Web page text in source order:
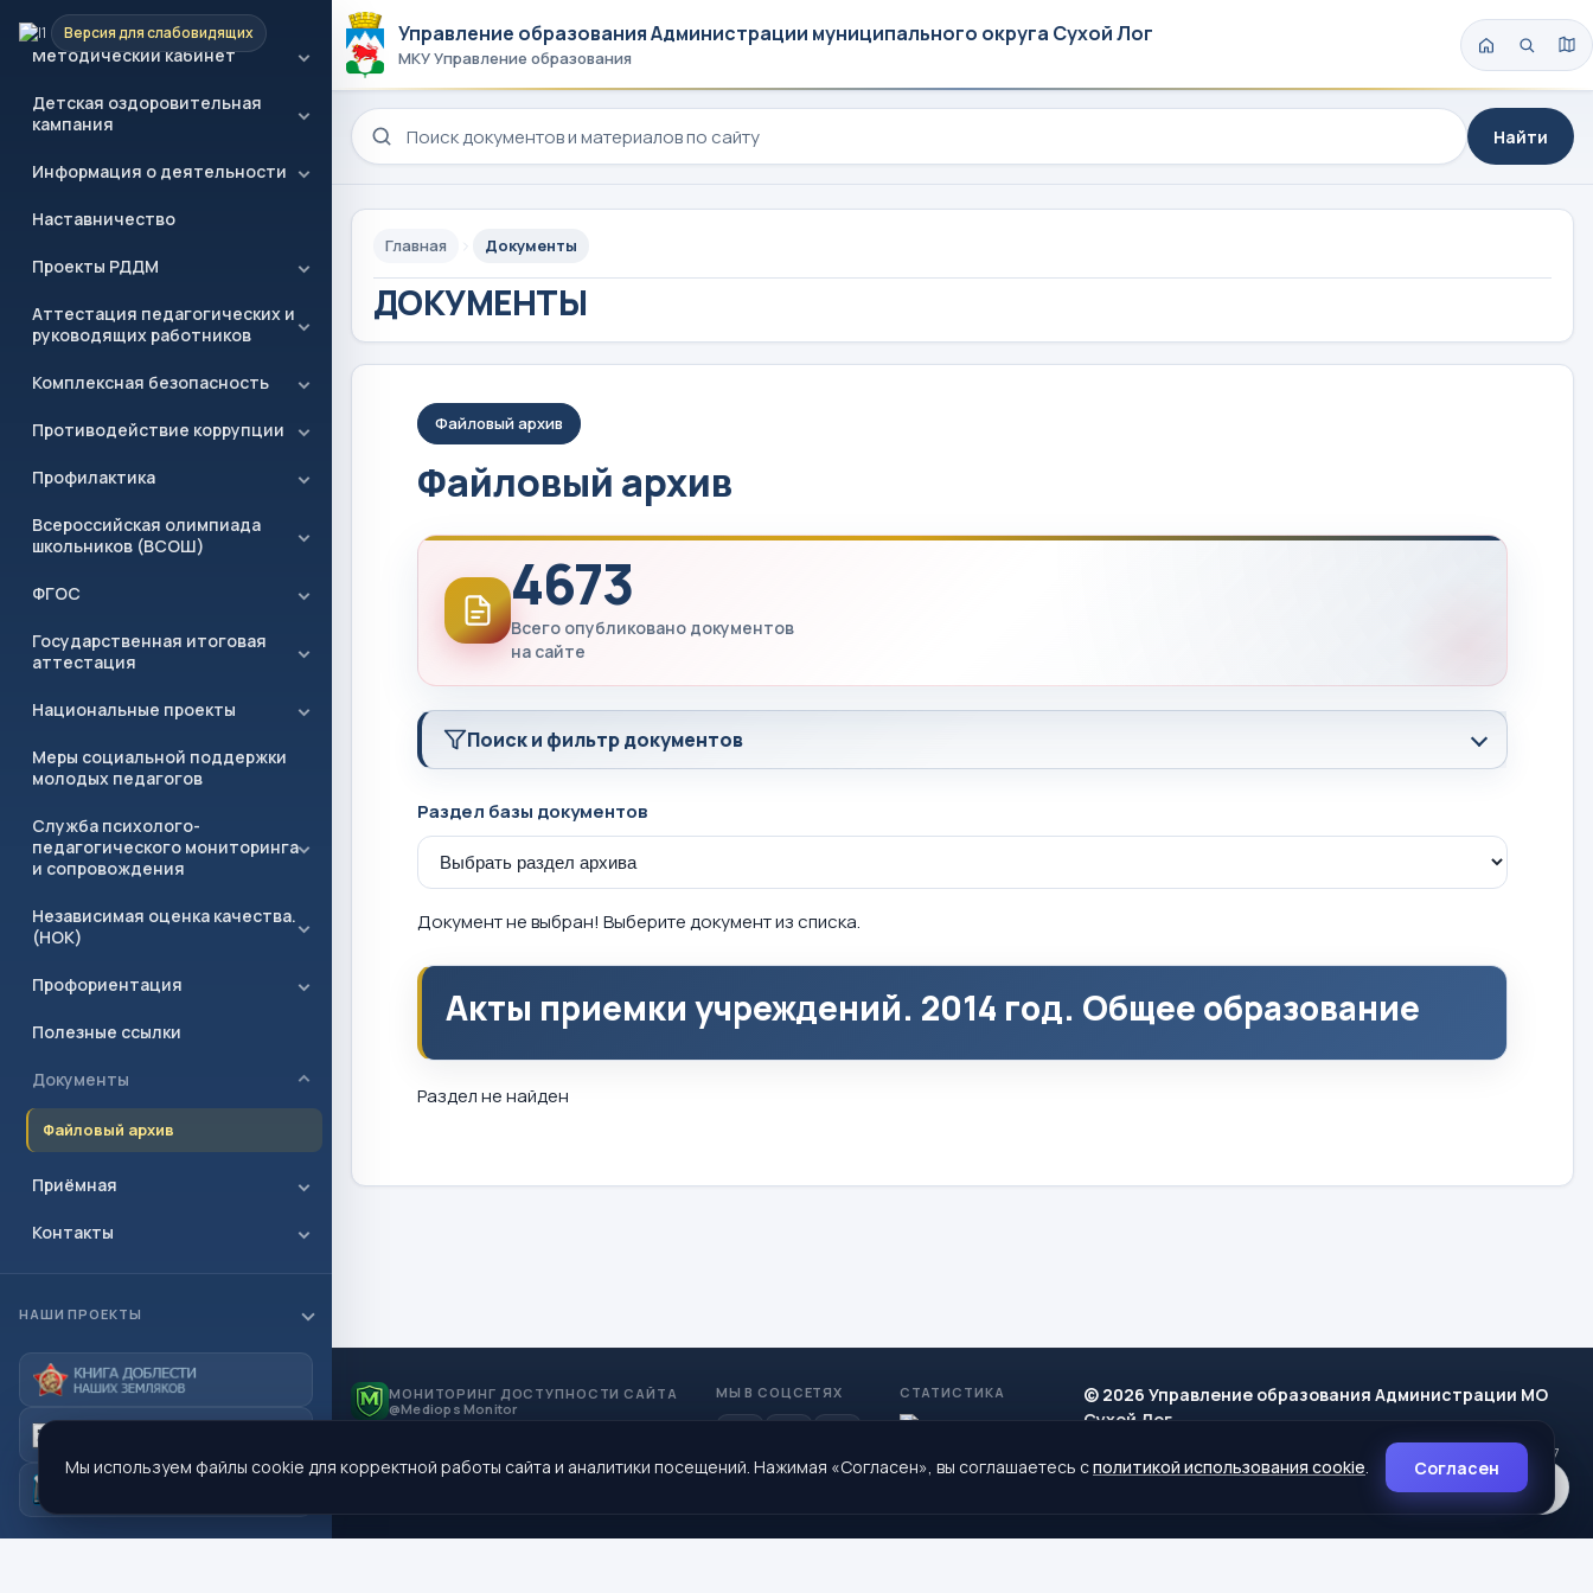
Версия для слабовидящих
Методический кабинет
Детская оздоровительная
кампания
Информация о деятельности
Наставничество
Проекты РДДМ
Аттестация педагогических и
руководящих работников
Комплексная безопасность
Противодействие коррупции
Профилактика
Всероссийская олимпиада
школьников (ВСОШ)
ФГОС
Государственная итоговая
аттестация
Национальные проекты
Меры социальной поддержки
молодых педагогов
Служба психолого-
педагогического мониторинга
и сопровождения
Независимая оценка качества.
(НОК)
Профориентация
Полезные ссылки
Документы
Файловый архив
Приёмная
Контакты
НАШИ ПРОЕКТЫ
Управление образования Администрации муниципального округа Сухой Лог
МКУ Управление образования
Поиск по сайту
Найти
Главная Документы
ДОКУМЕНТЫ
Файловый архив
Файловый архив
4673
Всего опубликовано документов
на сайте
Поиск и фильтр документов
Раздел базы документов
Документ не выбран! Выберите документ из списка.
Акты приемки учреждений. 2014 год. Общее образование
Раздел не найден
МОНИТОРИНГ ДОСТУПНОСТИ САЙТА
@Mediops Monitor
МЫ В СОЦСЕТЯХ СТАТИСТИКА
© 2026 Управление образования Администрации МО
Сухой Лог
624800, Свердловская область, г. Сухой Лог, ул. Кирова, дом 7
Политика cookie
Мы используем файлы cookie для корректной работы сайта и аналитики посещений. Нажимая «Согласен», вы соглашаетесь сполитикой использования cookie. Согласен